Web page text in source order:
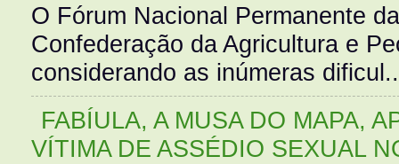
O Fórum Nacional Permanente
Confederação da Agricultura e
considerando as inúmeras
FABÍULA, A MUSA DO MAPA,
VÍTIMA DE ASSÉDIO SEXUAL